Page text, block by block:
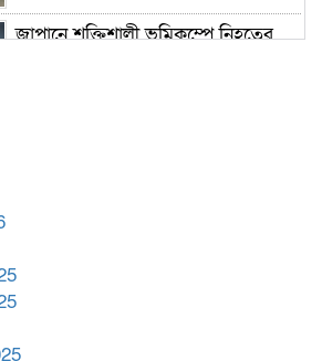
জাপানে শক্তিশালী ভূমিকম্পে নিহতের